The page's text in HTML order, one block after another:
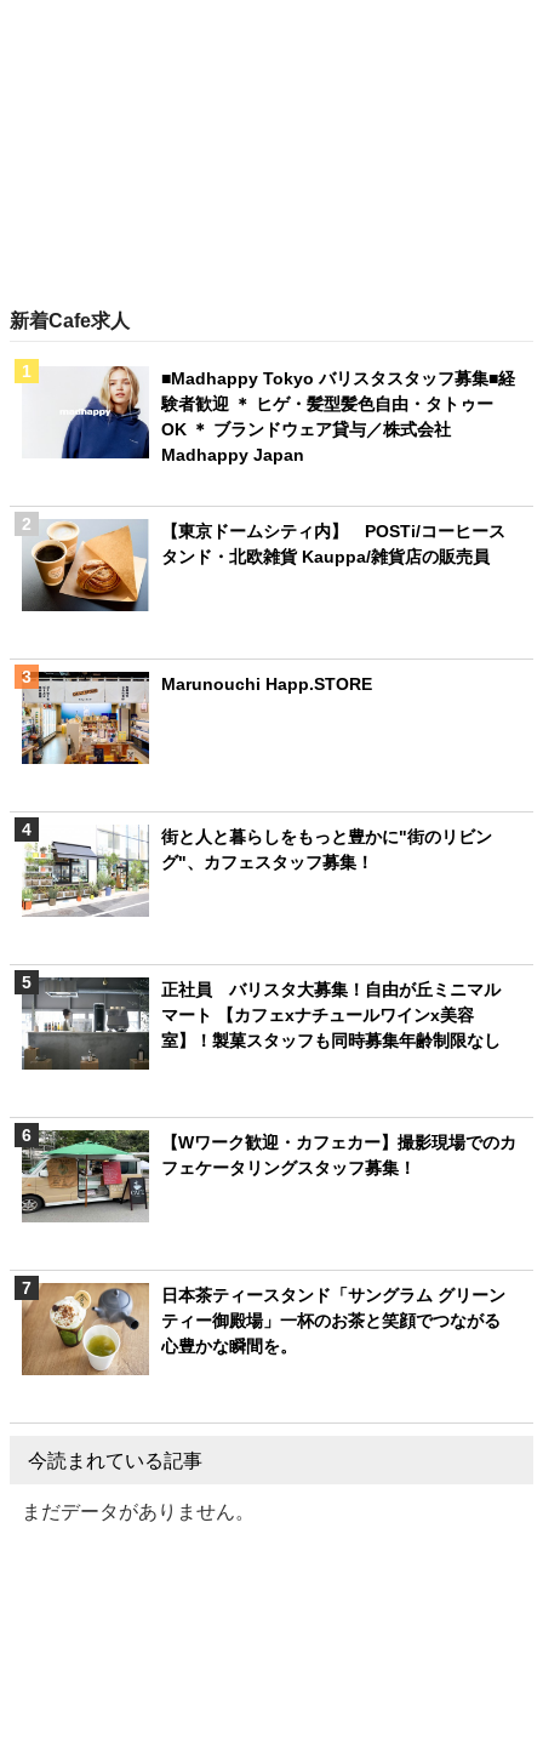
新着Cafe求人
■Madhappy Tokyo バリスタスタッフ募集■経
験者歓迎 ＊ ヒゲ・髪型髪色自由・タトゥー
OK ＊ ブランドウェア貸与／株式会社
Madhappy Japan
【東京ドームシティ内】 POSTi/コーヒース
タンド・北欧雑貨 Kauppa/雑貨店の販売員
Marunouchi Happ.STORE
街と人と暮らしをもっと豊かに"街のリビン
グ"、カフェスタッフ募集！
正社員 バリスタ大募集！自由が丘ミニマル
マート 【カフェxナチュールワインx美容
室】！製菓スタッフも同時募集年齢制限なし
【Wワーク歓迎・カフェカー】撮影現場でのカ
フェケータリングスタッフ募集！
日本茶ティースタンド「サングラム グリーン
ティー御殿場」一杯のお茶と笑顔でつながる
心豊かな瞬間を。
今読まれている記事
まだデータがありません。